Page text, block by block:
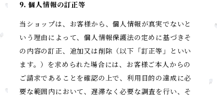
9. 個人情報の訂正等
当ショップは、お客様から、個人情報が真実でないと
いう理由によって、個人情報保護法の定めに基づきそ
の内容の訂正、追加又は削除（以下「訂正等」といい
ます。）を求められた場合には、お客様ご本人からの
ご請求であることを確認の上で、利用目的の達成に必
要な範囲内において、遅滞なく必要な調査を行い、そ